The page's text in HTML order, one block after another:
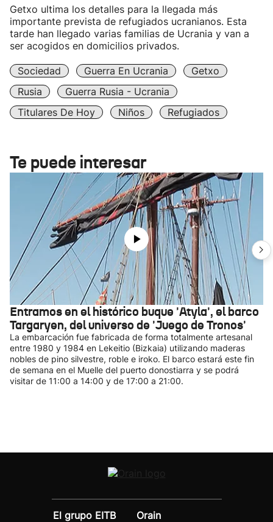
Getxo ultima los detalles para la llegada más
importante prevista de refugiados ucranianos. Esta
tarde han llegado varias familias de Ucrania y van a
ser acogidos en domicilios privados.
Sociedad Guerra En Ucrania
Getxo
Rusia
Guerra Rusia - Ucrania
Titulares De Hoy
Niños Refugiados
Te puede interesar
Entramos en el histórico buque 'Atyla', el barco
Targaryen, del universo de 'Juego de Tronos'
La embarcación fue fabricada de forma totalmente artesanal
entre 1980 y 1984 en Lekeitio (Bizkaia) utilizando maderas
nobles de pino silvestre, roble e iroko. El barco estará este fin
de semana en el Muelle del puerto donostiarra y se podrá
visitar de 11:00 a 14:00 y de 17:00 a 21:00.
El grupo EITB
Orain